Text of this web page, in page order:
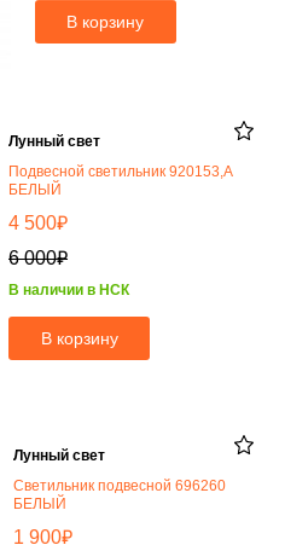
В корзину
Лунный свет
Подвесной светильник 920153,A
БЕЛЫЙ
4 500₽
6 000₽
В наличии в НСК
В корзину
Лунный свет
Светильник подвесной 696260
БЕЛЫЙ
1 900₽